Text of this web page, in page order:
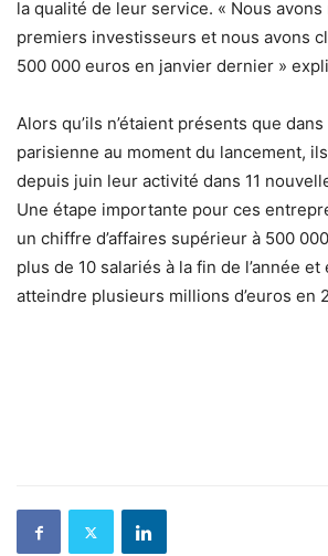
la qualité de leur service. « Nous
premiers investisseurs et nous avons
500 000 euros en janvier dernier »
Alors qu’ils n’étaient présents que
parisienne au moment du lancement,
depuis juin leur activité dans 11
Une étape importante pour ces
un chiffre d’affaires supérieur à 500
plus de 10 salariés à la fin de l’année
atteindre plusieurs millions d’euros en